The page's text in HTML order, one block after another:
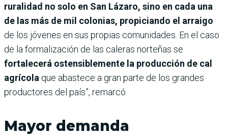
ruralidad no solo en San Lázaro, sino en cada una
de las más de mil colonias, propiciando el arraigo
de los jóvenes en sus propias comunidades. En el caso
de la formalización de las caleras norteñas se
fortalecerá ostensiblemente la producción de cal
agrícola que abastece a gran parte de los grandes
productores del país”, remarcó.
Mayor demanda